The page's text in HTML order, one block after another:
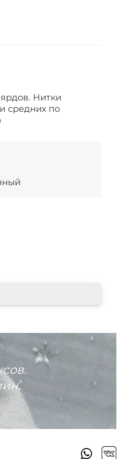
Нитки
средних по